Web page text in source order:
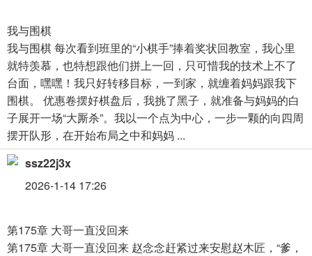
我与围棋
我与围棋 每次看到班里的“小棋手”捧着奖状回教室，我心里
就特羡慕，也特想跟他们拼上一回，只可惜我的技术上不了
台面，嘿嘿！我只好转移目标，一到家，就缠着妈妈跟我下
围棋。 优惠卷摆好棋盘后，我挑了黑子，就准备与妈妈的白
子展开一场“大厮杀”。我以一个点为中心，一步一颗的向四周
摆开队形，在开始布局之中和妈妈 ...
ssz22j3x
2026-1-14 17:26
第175章 大哥一直没回来
第175章 大哥一直没回来 赵念念赶紧过来安慰赵木匠，“爹，